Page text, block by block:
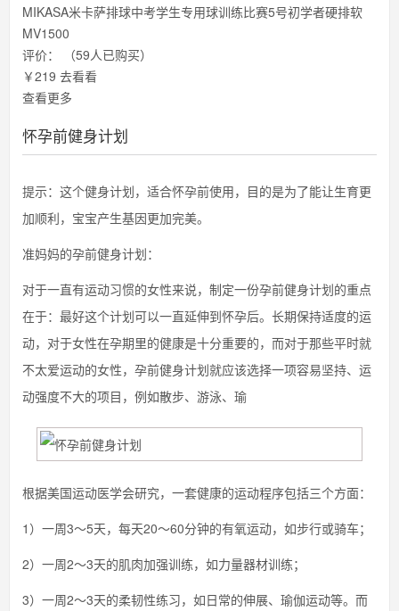
MIKASA米卡萨排球中考学生专用球训练比赛5号初学者硬排软
MV1500
评价：
（59人已购买）
￥219 去看看
查看更多
怀孕前健身计划
提示：这个健身计划，适合怀孕前使用，目的是为了能让生育更
加顺利，宝宝产生基因更加完美。
准妈妈的孕前健身计划：
对于一直有运动习惯的女性来说，制定一份孕前健身计划的重点
在于：最好这个计划可以一直延伸到怀孕后。长期保持适度的运
动，对于女性在孕期里的健康是十分重要的，而对于那些平时就
不太爱运动的女性，孕前健身计划就应该选择一项容易坚持、运
动强度不大的项目，例如散步、游泳、瑜
根据美国运动医学会研究，一套健康的运动程序包括三个方面：
1）一周3～5天，每天20～60分钟的有氧运动，如步行或骑车；
2）一周2～3天的肌肉加强训练，如力量器材训练；
3）一周2～3天的柔韧性练习，如日常的伸展、瑜伽运动等。而